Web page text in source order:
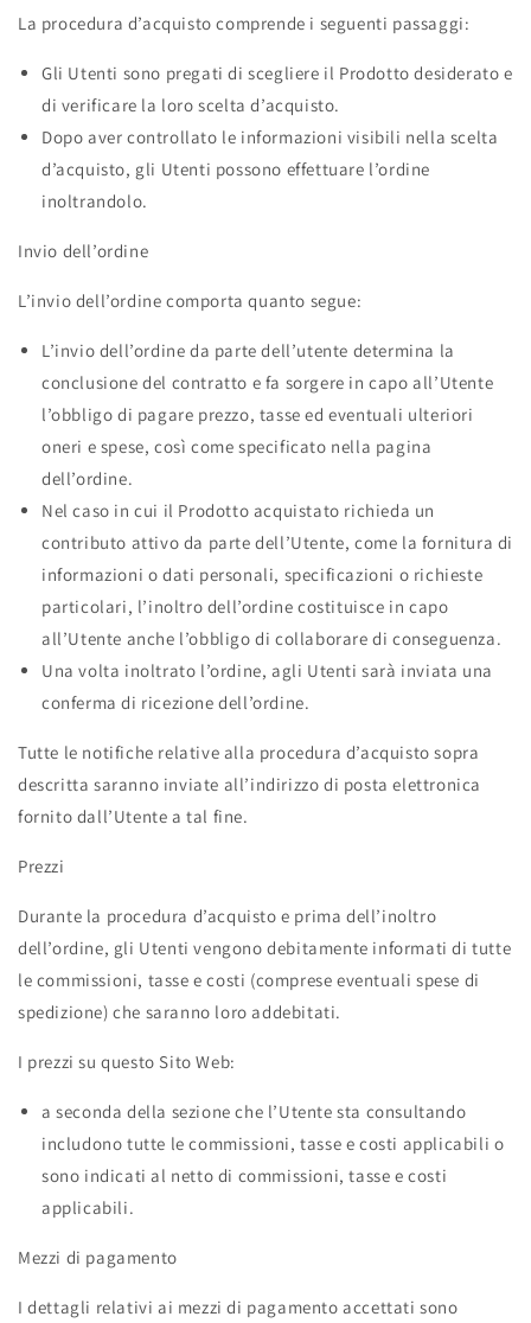
La procedura d’acquisto comprende i seguenti passaggi:
Gli Utenti sono pregati di scegliere il Prodotto desiderato e
di verificare la loro scelta d’acquisto.
Dopo aver controllato le informazioni visibili nella scelta
d’acquisto, gli Utenti possono effettuare l’ordine
inoltrandolo.
Invio dell’ordine
L’invio dell’ordine comporta quanto segue:
L’invio dell’ordine da parte dell’utente determina la
conclusione del contratto e fa sorgere in capo all’Utente
l’obbligo di pagare prezzo, tasse ed eventuali ulteriori
oneri e spese, così come specificato nella pagina
dell’ordine.
Nel caso in cui il Prodotto acquistato richieda un
contributo attivo da parte dell’Utente, come la fornitura di
informazioni o dati personali, specificazioni o richieste
particolari, l’inoltro dell’ordine costituisce in capo
all’Utente anche l’obbligo di collaborare di conseguenza.
Una volta inoltrato l’ordine, agli Utenti sarà inviata una
conferma di ricezione dell’ordine.
Tutte le notifiche relative alla procedura d’acquisto sopra
descritta saranno inviate all’indirizzo di posta elettronica
fornito dall’Utente a tal fine.
Prezzi
Durante la procedura d’acquisto e prima dell’inoltro
dell’ordine, gli Utenti vengono debitamente informati di tutte
le commissioni, tasse e costi (comprese eventuali spese di
spedizione) che saranno loro addebitati.
I prezzi su questo Sito Web:
a seconda della sezione che l’Utente sta consultando
includono tutte le commissioni, tasse e costi applicabili o
sono indicati al netto di commissioni, tasse e costi
applicabili.
Mezzi di pagamento
I dettagli relativi ai mezzi di pagamento accettati sono